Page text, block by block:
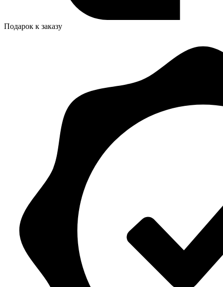
Подарок к заказу